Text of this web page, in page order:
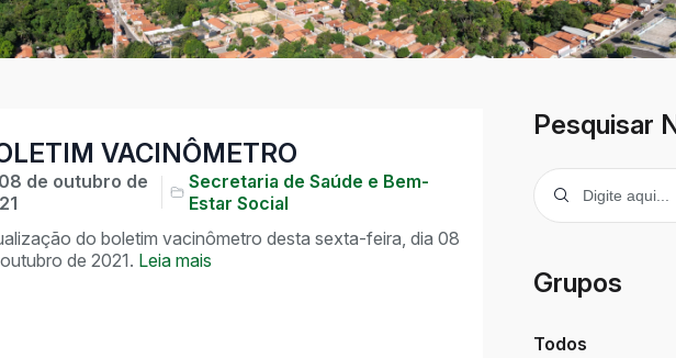
VACINÔMETRO
08 de outubro de
Secretaria de Saúde e Bem-
Estar Social
do boletim vacinômetro desta sexta-feira, dia 08
de 2021. Leia mais
Pesquisar
Grupos
Todos